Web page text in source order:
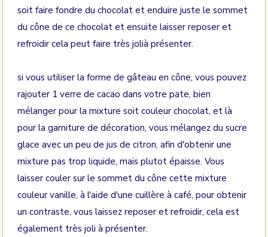
soit faire fondre du chocolat et enduire juste le sommet
du cône de ce chocolat et ensuite laisser reposer et
refroidir cela peut faire très jolià présenter.
si vous utiliser la forme de gâteau en cône, vous pouvez
rajouter 1 verre de cacao dans votre pate, bien
mélanger pour la mixture soit couleur chocolat, et là
pour la garniture de décoration, vous mélangez du sucre
glace avec un peu de jus de citron, afin d'obtenir une
mixture pas trop liquide, mais plutot épaisse. Vous
laisser couler sur le sommet du cône cette mixture
couleur vanille, à l'aide d'une cuillère à café, pour obtenir
un contraste, vous laissez reposer et refroidir, cela est
également très joli à présenter.